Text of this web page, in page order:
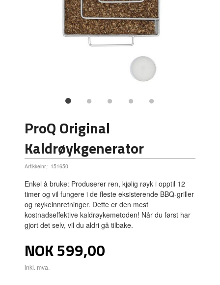
ProQ Original
Kaldrøykgenerator
Artikkelnr.: 151650
Enkel å bruke: Produserer ren, kjølig røyk i opptil 12
timer og vil fungere i de fleste eksisterende BBQ-griller
og røykeinnretninger. Dette er den mest
kostnadseffektive kaldrøykemetoden! Når du først har
gjort det selv, vil du aldri gå tilbake.
Pris
NOK599,00
inkl. mva.